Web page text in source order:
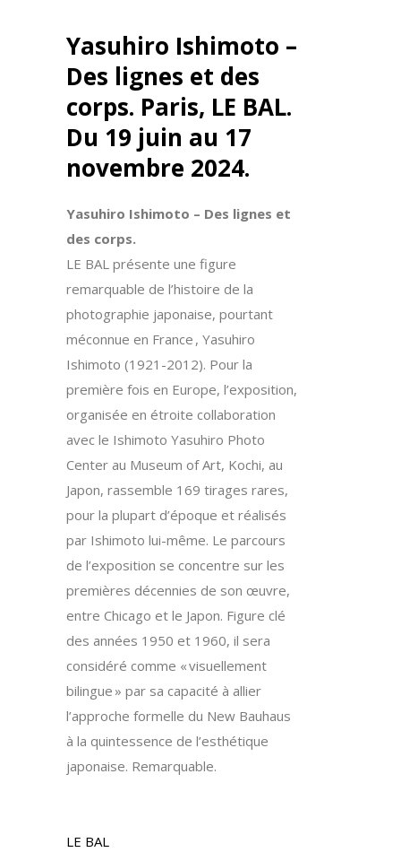
Yasuhiro Ishimoto –
Des lignes et des
corps. Paris, LE BAL.
Du 19 juin au 17
novembre 2024.
Yasuhiro Ishimoto – Des lignes et
des corps.
LE BAL présente une figure
remarquable de l’histoire de la
photographie japonaise, pourtant
méconnue en France , Yasuhiro
Ishimoto (1921-2012). Pour la
première fois en Europe, l’exposition,
organisée en étroite collaboration
avec le Ishimoto Yasuhiro Photo
Center au Museum of Art, Kochi, au
Japon, rassemble 169 tirages rares,
pour la plupart d’époque et réalisés
par Ishimoto lui-même. Le parcours
de l’exposition se concentre sur les
premières décennies de son œuvre,
entre Chicago et le Japon. Figure clé
des années 1950 et 1960, il sera
considéré comme « visuellement
bilingue » par sa capacité à allier
l’approche formelle du New Bauhaus
à la quintessence de l’esthétique
japonaise. Remarquable.
LE BAL